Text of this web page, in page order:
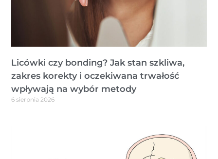
Licówki czy bonding? Jak stan szkliwa,
zakres korekty i oczekiwana trwałość
wpływają na wybór metody
6 sierpnia 2026